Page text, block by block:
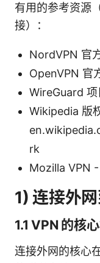
有用的参考资源
接）：
NordVPN 官
OpenVPN 官
WireGuard
Wikipedia 版
rk
Mozilla VPN
1) 连接外
1.1 VPN 的核
连接外网的核心